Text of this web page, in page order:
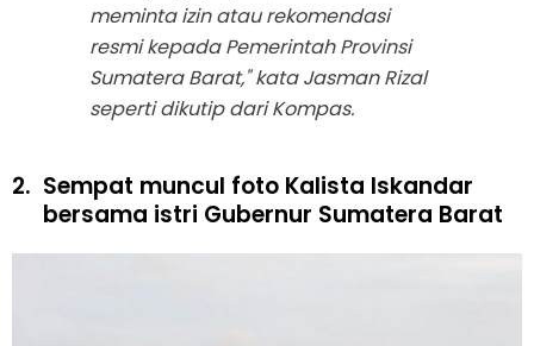
meminta izin atau rekomendasi
resmi kepada Pemerintah Provinsi
Sumatera Barat," kata Jasman Rizal
seperti dikutip dari Kompas.
2. Sempat muncul foto Kalista Iskandar
bersama istri Gubernur Sumatera Barat